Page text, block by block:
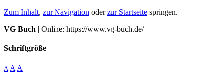
Zum Inhalt, zur Navigation oderzur Startseite springen.
VG Buch | Online: https://www.vg-buch.de/
Schriftgröße
A A A